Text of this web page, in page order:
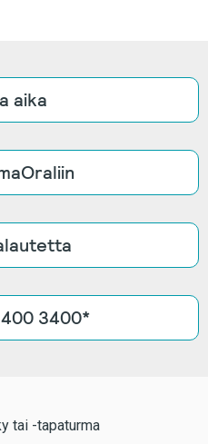
aika
3400*
tai -tapaturma